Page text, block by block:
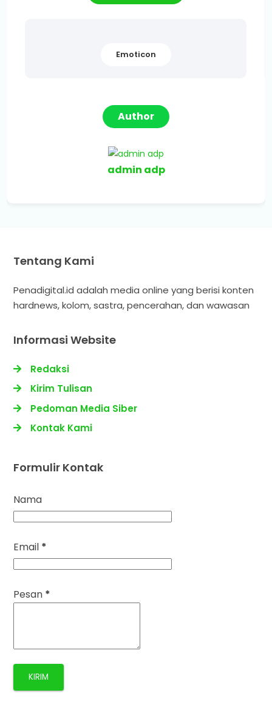
Emoticon
Author
admin adp
Tentang Kami
Penadigital.id adalah media online yang berisi konten
hardnews, kolom, sastra, pencerahan, dan wawasan
Informasi Website
Redaksi
Kirim Tulisan
Pedoman Media Siber
Kontak Kami
Formulir Kontak
Nama
Email *
Pesan *